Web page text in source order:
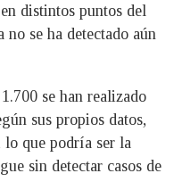
distintos puntos del
se ha detectado aún
se han realizado
sus propios datos,
lo que podría ser la
sin detectar casos de